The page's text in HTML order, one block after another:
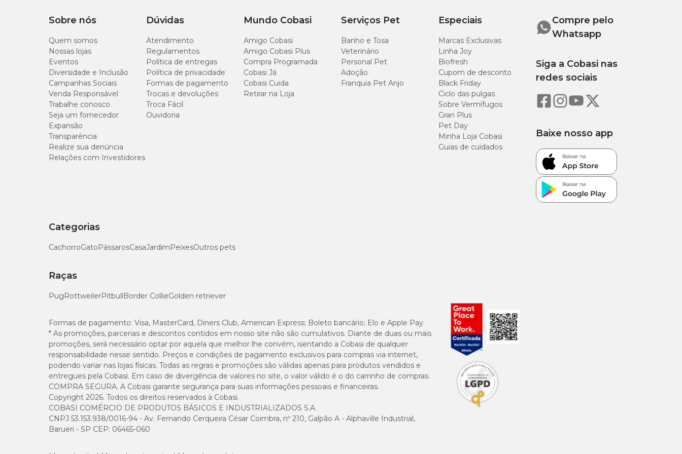
cápsula
Ácido docosahexaenóico – DHA (mín.)
Ácido eicosapentaenóico – EPA (mín.) 90 mg
Ograx Gatos com o menor preço é só na Cobasi
Sobre nós
Quem somos
Nossas lojas
Eventos
Diversidade e Inclusão
Campanhas Sociais
Venda Responsável
Trabalhe conosco
Seja um fornecedor
Expansão
Transparência
Realize sua denúncia
Relações com Investidores
Dúvidas
Atendimento
Regulamentos
Política de entregas
Política de privacidade
Formas de pagamento
Trocas e devoluções
Troca Fácil
Ouvidoria
Mundo Cobasi
Amigo Cobasi
Amigo Cobasi Plus
Compra Programada
Cobasi Já
Cobasi Cuida
Retirar na Loja
Serviços Pet
Banho e Tosa
Veterinário
Personal Pet
Adoção
Franquia Pet Anjo
Especiais
Marcas Exclusivas
Linha Joy
Biofresh
Cupom de desconto
Black Friday
Ciclo das pulgas
Sobre Vermífugos
Gran Plus
Pet Day
Minha Loja Cobasi
Guias de cuidados
Categorias
CachorroGatoPássarosCasaJardimPeixesOutros pets
Raças
PugRottweilerPitbullBorder CollieGolden retriever
Compre pelo
Whatsapp
Siga a Cobasi nas
redes sociais
Baixe nosso app
Formas de pagamento: Visa, MasterCard, Diners Club, American Express; Boleto bancário; Elo e Apple Pay.
* As promoções, parcerias e descontos contidos em nosso site não são cumulativos. Diante de duas ou mais
promoções, será necessário optar por aquela que melhor lhe convém, isentando a Cobasi de qualquer
responsabilidade nesse sentido. Preços e condições de pagamento exclusivos para compras via internet,
podendo variar nas lojas físicas. Todas as regras e promoções são válidas apenas para produtos vendidos e
entregues pela Cobasi. Em caso de divergência de valores no site, o valor válido é o do carrinho de compras.
COMPRA SEGURA. A Cobasi garante segurança para suas informações pessoais e financeiras.
Copyright 2026. Todos os direitos reservados à Cobasi.
COBASI COMÉRCIO DE PRODUTOS BÁSICOS E INDUSTRIALIZADOS S.A.
CNPJ 53.153.938/0016-94 - Av. Fernando Cerqueira César Coimbra, nº 210, Galpão A - Alphaville Industrial,
Barueri - SP CEP: 06465-060